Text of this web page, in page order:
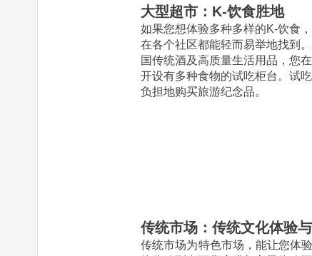
大型超市：K-饮食胜地
如果您想体验多种多样的K-饮
在各个社区都能轻而易举地找
国传统酒及高质量生活用品，
开设有多种食物的试吃柜台。
负担地购买旅游纪念品。
传统市场：传统文化体验
传统市场为特色市场，能让您体